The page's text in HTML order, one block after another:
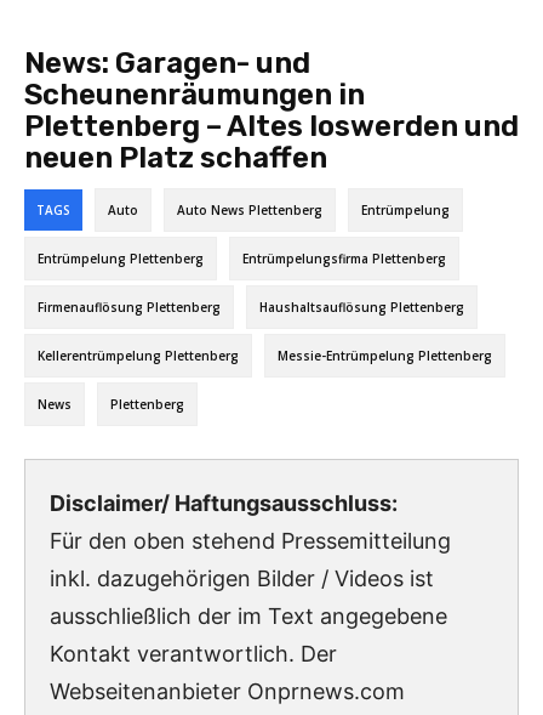
News: Garagen- und
Scheunenräumungen in
Plettenberg – Altes loswerden und
neuen Platz schaffen
TAGS Auto Auto News Plettenberg Entrümpelung
Entrümpelung Plettenberg Entrümpelungsfirma Plettenberg
Firmenauflösung Plettenberg Haushaltsauflösung Plettenberg
Kellerentrümpelung Plettenberg Messie-Entrümpelung Plettenberg
News Plettenberg
Disclaimer/ Haftungsausschluss:
Für den oben stehend Pressemitteilung
inkl. dazugehörigen Bilder / Videos ist
ausschließlich der im Text angegebene
Kontakt verantwortlich. Der
Webseitenanbieter Onprnews.com